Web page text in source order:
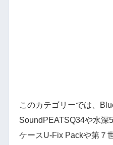
このカテゴリーでは、
SoundPEATSQ34や水深
ケースU-Fix Packや第７